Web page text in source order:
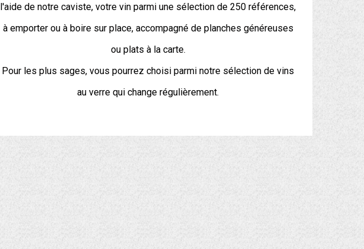
l'aide de notre caviste, votre vin parmi une sélection de 250 références,
à emporter ou à boire sur place, accompagné de planches généreuses
ou plats à la carte.
Pour les plus sages, vous pourrez choisi parmi notre sélection de vins
au verre qui change régulièrement.